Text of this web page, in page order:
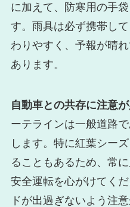
に加えて、防寒用の手
す。雨具は必ず携帯し
わりやすく、予報が晴
あります。
自動車との共存に注意
ーテラインは一般道路
します。特に紅葉シー
ることもあるため、常
安全運転を心がけてく
ドが出過ぎないよう注